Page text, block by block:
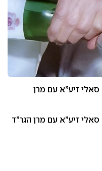
זיע”א עם מרן
זיע”א עם מרן הגר”ד